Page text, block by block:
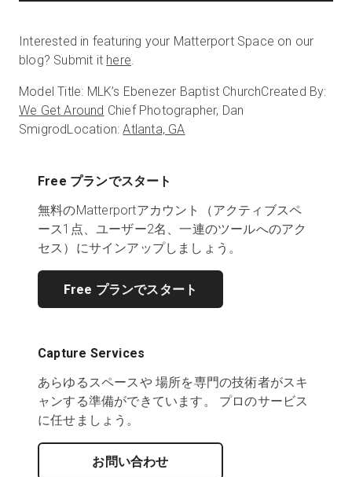
Interested in featuring your Matterport Space on our
blog? Submit it here.
Model Title: MLK’s Ebenezer Baptist ChurchCreated By:
We Get Around Chief Photographer, Dan
SmigrodLocation:Atlanta, GA
Free プランでスタート
無料のMatterportアカウント（アクティブスペ
ース1点、ユーザー2名、一連のツールへのアク
セス）にサインアップしましょう。
Free プランでスタート
Capture Services
あらゆるスペースや 場所を専門の技術者がスキ
ャンする準備ができています。 プロのサービス
に任せましょう。
お問い合わせ